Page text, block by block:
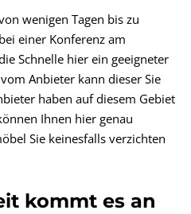
wenigen Tagen bis zu
einer Konferenz am
Schnelle hier ein geeigneter
Anbieter kann dieser Sie
haben auf diesem Gebiet
Ihnen hier genau
Sie keinesfalls verzichten
kommt es an